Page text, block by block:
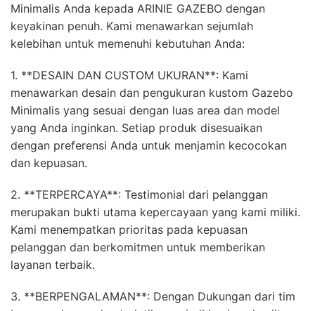
Minimalis Anda kepada ARINIE GAZEBO dengan
keyakinan penuh. Kami menawarkan sejumlah
kelebihan untuk memenuhi kebutuhan Anda:
1. **DESAIN DAN CUSTOM UKURAN**: Kami
menawarkan desain dan pengukuran kustom Gazebo
Minimalis yang sesuai dengan luas area dan model
yang Anda inginkan. Setiap produk disesuaikan
dengan preferensi Anda untuk menjamin kecocokan
dan kepuasan.
2. **TERPERCAYA**: Testimonial dari pelanggan
merupakan bukti utama kepercayaan yang kami miliki.
Kami menempatkan prioritas pada kepuasan
pelanggan dan berkomitmen untuk memberikan
layanan terbaik.
3. **BERPENGALAMAN**: Dengan Dukungan dari tim